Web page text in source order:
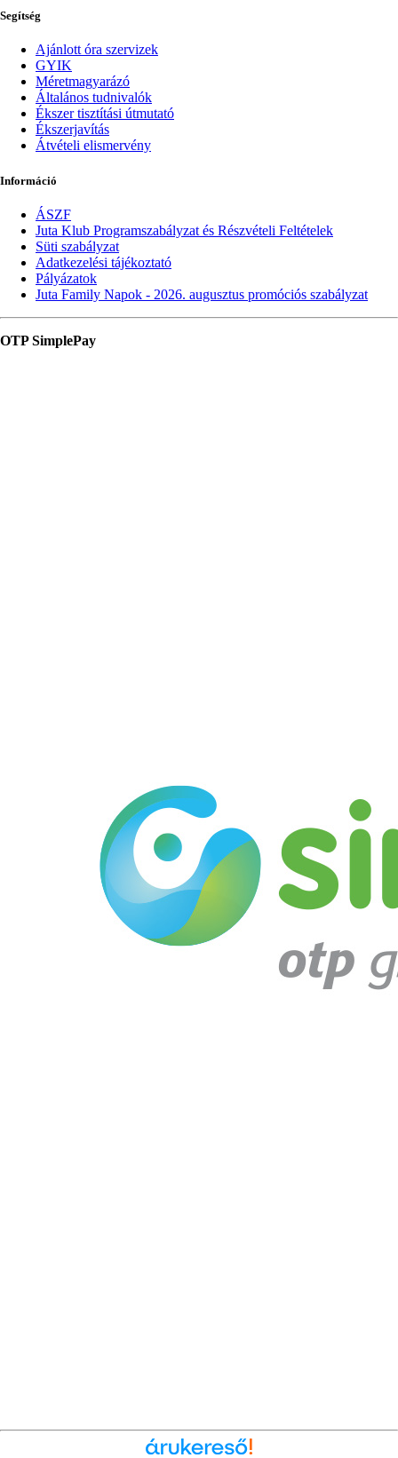
Segítség
Ajánlott óra szervizek
GYIK
Méretmagyarázó
Általános tudnivalók
Ékszer tisztítási útmutató
Ékszerjavítás
Átvételi elismervény
Információ
ÁSZF
Juta Klub Programszabályzat és Részvételi Feltételek
Süti szabályzat
Adatkezelési tájékoztató
Pályázatok
Juta Family Napok - 2026. augusztus promóciós szabályzat
OTP SimplePay